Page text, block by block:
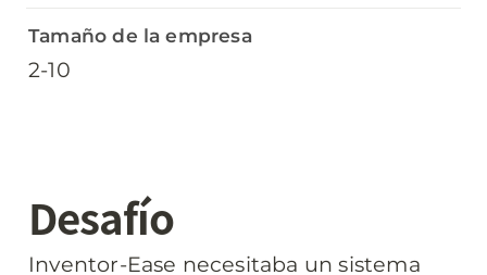
Tamaño de la empresa
2-10
Desafío
Inventor-Ease necesitaba un sistema